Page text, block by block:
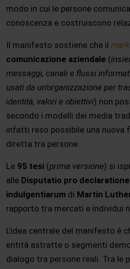
modo in cui le persone
conoscenza e costruiscono
Il manifesto sostiene che il
comunicazione aziendale (
messaggi, canali e flussi
usati da un’organizzazione per
identità, valori e obiettivi) non
secondo i modelli dei media
infatti reso possibile una nuova
diretta tra persone.
Le 95 tesi (prima versione) si
alle Disputatio pro
indulgentiarum di Martin
rapporto tra mercati e individui
L’idea centrale del manifesto è
entità astratte o segmenti
dialogo tra persone reali. Tra le